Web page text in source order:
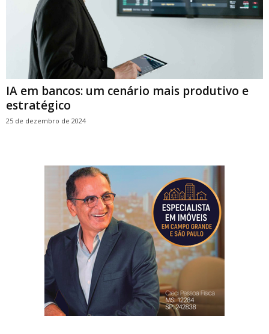
IA em bancos: um cenário mais produtivo e
estratégico
25 de dezembro de 2024